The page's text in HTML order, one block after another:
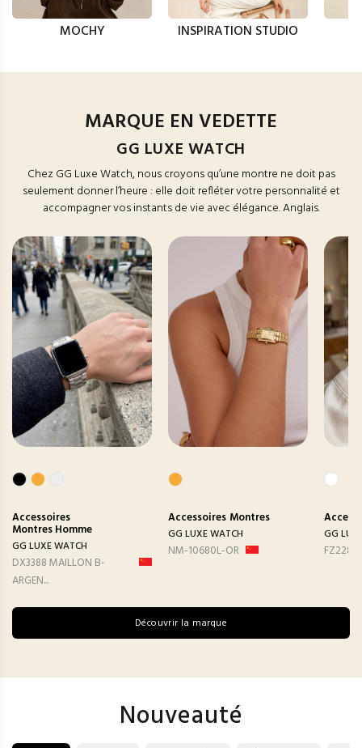
MOCHY INSPIRATION STUDIO
MARQUE EN VEDETTE
GG LUXE WATCH
Chez GG Luxe Watch, nous croyons qu’une montre ne doit pas
seulement donner l’heure : elle doit refléter votre personnalité et
accompagner vos instants de vie avec élégance. Anglais.
Accessoires
Montres Homme
GG LUXE WATCH
DX3388 MAILLON B-
ARGEN...
Accessoires Montres
GG LUXE WATCH
NM-10680L-OR
GG
FZ2282
Découvrir la marque
Nouveauté